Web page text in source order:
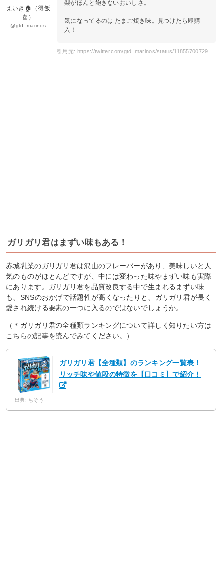
えいき🏠（得飯
喜）
@gtd_marinos
梨がほんと飽きないおいしさ。
気になってるのは たまご焼き味。見つけたら即購
入！
ガリガリ君はまずい味もある！
赤城乳業のガリガリ君は沢山のフレーバーがあり、美味しいと人
気のものがほとんどですが、中には変わった味やまずい味も実際
にあります。ガリガリ君を品質改良する中で生まれるまずい味
も、SNSのおかげで話題性が高くなったりと、ガリガリ君が長く
愛され続ける要素の一つに入るのではないでしょうか。
（＊ガリガリ君の全種類ランキングについて詳しく知りたい方は
こちらの記事を読んでみてください。）
ガリガリ君【全種類】のランキング一覧表！
リッチ味や値段の特徴を【口コミ】で紹介！
出典: ちそう